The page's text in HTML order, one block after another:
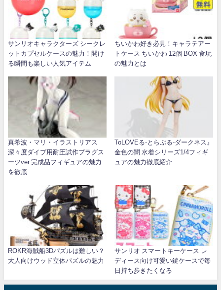
サンリオキャラクターズ シークレ
ットカプセルケースの魅力！開け
る瞬間も楽しい人気アイテム
ちいかわ好き必見！キャラテアー
トケース ちいかわ 12個 BOX 食玩
の魅力とは
真希波・マリ・イラストリアス
深々度ダイブ用耐圧試作プラグス
ーツver.完成品フィギュアの魅力
を徹底
ToLOVEる-とらぶる-ダークネス』
金色の闇 水着シリーズ1/4フィギ
ュアの魅力徹底紹介
ROKR海賊船3Dパズルは難しい？
大人向けウッド立体パズルの魅力
サンリオ スマートキーケース レ
ディース向け可愛い鍵ケースで毎
日持ち歩きたくなる